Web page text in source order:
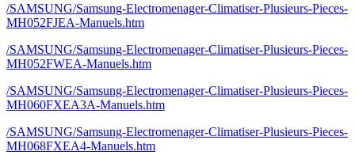
/SAMSUNG/Samsung-Electromenager-Climatiser-Plusieurs-Pieces-
MH052FJEA-Manuels.htm
/SAMSUNG/Samsung-Electromenager-Climatiser-Plusieurs-Pieces-
MH052FWEA-Manuels.htm
/SAMSUNG/Samsung-Electromenager-Climatiser-Plusieurs-Pieces-
MH060FXEA3A-Manuels.htm
/SAMSUNG/Samsung-Electromenager-Climatiser-Plusieurs-Pieces-
MH068FXEA4-Manuels.htm